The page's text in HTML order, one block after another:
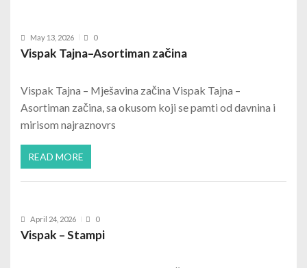
May 13, 2026 0
Vispak Tajna–Asortiman začina
Vispak Tajna – Mješavina začina Vispak Tajna –
Asortiman začina, sa okusom koji se pamti od davnina i
mirisom najraznovrs
READ MORE
April 24, 2026 0
Vispak – Stampi